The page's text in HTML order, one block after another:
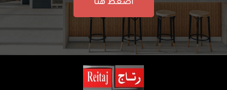
اضغط هنا